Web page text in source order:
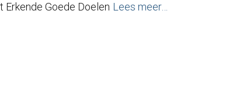
Erkende Goede Doelen Lees meer…